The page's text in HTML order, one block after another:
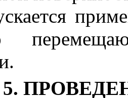
5.